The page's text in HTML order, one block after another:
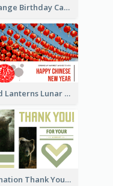
Orange Birthday Card
Red Lanterns Lunar New Year Greeting Card
Donation Thank You Card